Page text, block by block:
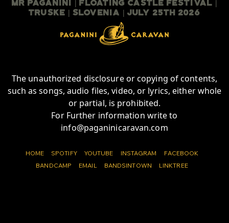
Mr Paganini | Floating Castle Festival |
TruSKE | Slovenia | July 25th 2026
The unauthorized disclosure or copying of contents,
such as songs, audio files, video, or lyrics, either whole
or partial, is prohibited.
For Further information write to
info@paganinicaravan.com
HOME SPOTIFY YOUTUBE INSTAGRAM
FACEBOOK
BANDCAMP
EMAIL BANDSINTOWN LINKTREE